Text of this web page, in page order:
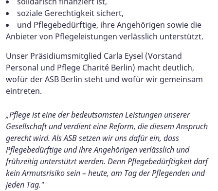
soziale Gerechtigkeit sichert,
und Pflegebedürftige, ihre Angehörigen sowie die
Anbieter von Pflegeleistungen verlässlich unterstützt.
Unser Präsidiumsmitglied Carla Eysel (Vorstand
Personal und Pflege Charité Berlin) macht deutlich,
wofür der ASB Berlin steht und wofür wir gemeinsam
eintreten.
„Pflege ist eine der bedeutsamsten Leistungen unserer
Gesellschaft und verdient eine Reform, die diesem Anspruch
gerecht wird. Als ASB setzen wir uns dafür ein, dass
Pflegebedürftige und ihre Angehörigen verlässlich und
frühzeitig unterstützt werden. Denn Pflegebedürftigkeit darf
kein Armutsrisiko sein – heute, am Tag der Pflegenden und
jeden Tag."